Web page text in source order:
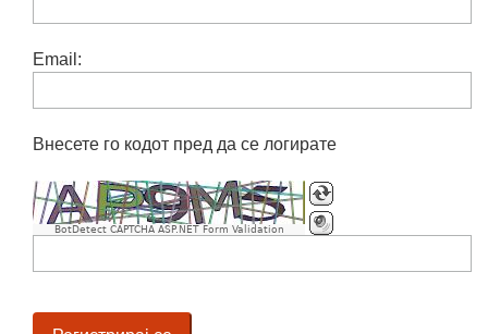
Email:
Внесете го кодот пред да се логирате
BotDetect CAPTCHA ASP.NET Form Validation